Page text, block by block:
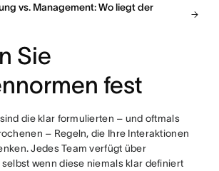
vs. Management: Wo liegt der
Sie
fest
die klar formulierten – und oftmals
– Regeln, die Ihre Interaktionen
Jedes Team verfügt über
wenn diese niemals klar definiert